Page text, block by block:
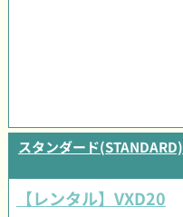
スタンダード(STANDARD)
【レンタル】VXD20